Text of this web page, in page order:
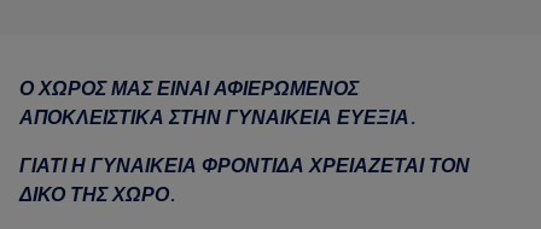
Ο ΧΩΡΟΣ ΜΑΣ ΕΙΝΑΙ ΑΦΙΕΡΩΜΕΝΟΣ
ΑΠΟΚΛΕΙΣΤΙΚΑ ΣΤΗΝ ΓΥΝΑΙΚΕΙΑ ΕΥΕΞΙΑ.
ΓΙΑΤΙ Η ΓΥΝΑΙΚΕΙΑ ΦΡΟΝΤΙΔΑ ΧΡΕΙΑΖΕΤΑΙ ΤΟΝ
ΔΙΚΟ ΤΗΣ ΧΩΡΟ.